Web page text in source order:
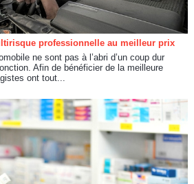
professionnelle au meilleur prix
ne sont pas à l’abri d’un coup dur
Afin de bénéficier de la meilleure
ont tout...